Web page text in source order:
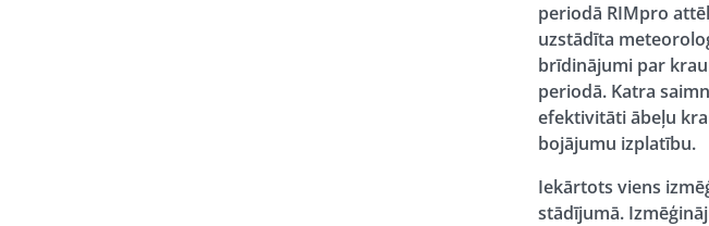
periodā RIMpro
uzstādīta
brīdinājumi par
periodā. Katra
efektivitāti ābeļu
bojājumu izplatību.
Iekārtots viens
stādījumā.